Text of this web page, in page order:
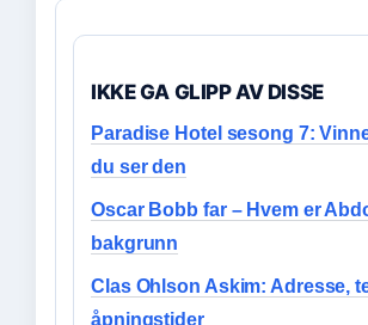
IKKE GA GLIPP AV DISSE
Paradise Hotel sesong 7:
du ser den
Oscar Bobb far – Hvem er
bakgrunn
Clas Ohlson Askim: Adresse,
åpningstider